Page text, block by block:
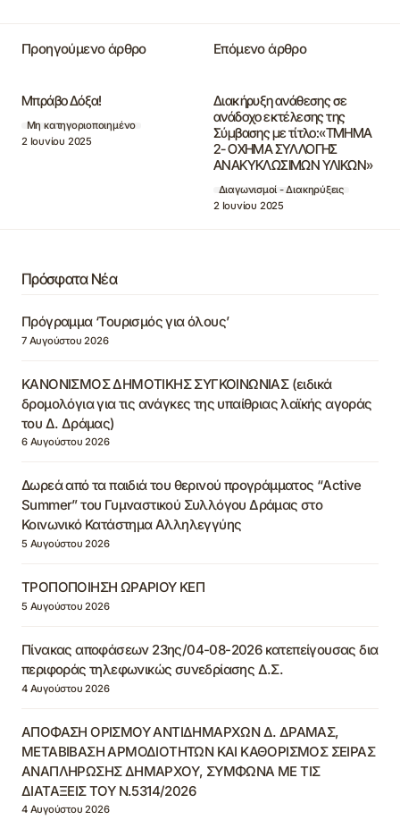
Προηγούμενο άρθρο
Μπράβο Δόξα!
Μη κατηγοριοποιημένο
2 Ιουνίου 2025
Επόμενο άρθρο
Διακήρυξη ανάθεσης σε
ανάδοχο εκτέλεσης της
Σύμβασης με τίτλο:«TMHMA
2- ΟΧΗΜΑ ΣΥΛΛΟΓΗΣ
ΑΝΑΚΥΚΛΩΣΙΜΩΝ ΥΛΙΚΩΝ»
Διαγωνισμοί - Διακηρύξεις
2 Ιουνίου 2025
Πρόσφατα Νέα
Πρόγραμμα ‘Τουρισμός για όλους’
7 Αυγούστου 2026
ΚΑΝΟΝΙΣΜΟΣ ΔΗΜΟΤΙΚΗΣ ΣΥΓΚΟΙΝΩΝΙΑΣ (ειδικά
δρομολόγια για τις ανάγκες της υπαίθριας λαϊκής αγοράς
του Δ. Δράμας)
6 Αυγούστου 2026
Δωρεά από τα παιδιά του θερινού προγράμματος “Active
Summer” του Γυμναστικού Συλλόγου Δράμας στο
Κοινωνικό Κατάστημα Αλληλεγγύης
5 Αυγούστου 2026
ΤΡΟΠΟΠΟΙΗΣΗ ΩΡΑΡΙΟΥ ΚΕΠ
5 Αυγούστου 2026
Πίνακας αποφάσεων 23ης/04-08-2026 κατεπείγουσας δια
περιφοράς τηλεφωνικώς συνεδρίασης Δ.Σ.
4 Αυγούστου 2026
ΑΠΟΦΑΣΗ ΟΡΙΣΜΟΥ ΑΝΤΙΔΗΜΑΡΧΩΝ Δ. ΔΡΑΜΑΣ,
ΜΕΤΑΒΙΒΑΣΗ ΑΡΜΟΔΙΟΤΗΤΩΝ ΚΑΙ ΚΑΘΟΡΙΣΜΟΣ ΣΕΙΡΑΣ
ΑΝΑΠΛΗΡΩΣΗΣ ΔΗΜΑΡΧΟΥ, ΣΥΜΦΩΝΑ ΜΕ ΤΙΣ
ΔΙΑΤΑΞΕΙΣ ΤΟΥ Ν.5314/2026
4 Αυγούστου 2026